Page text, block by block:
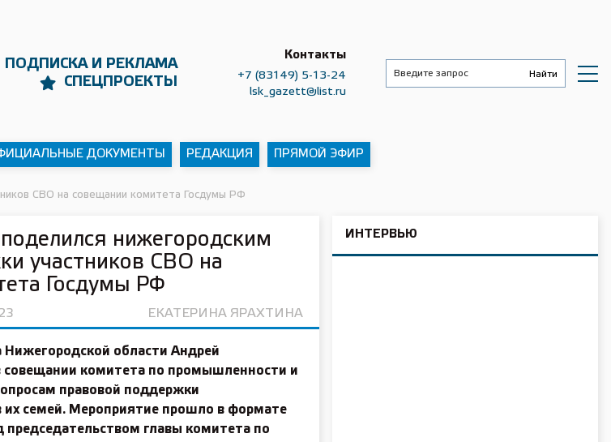
ПОДПИСКА И РЕКЛАМА
СПЕЦПРОЕКТЫ
Контакты
+7 (83149) 5-13-24
lsk_gazett@list.ru
ДОКУМЕНТЫ РЕДАКЦИЯ ПРЯМОЙ ЭФИР
СВО на совещании комитета Госдумы РФ
нижегородским
участников СВО на
Госдумы РФ
ЕКАТЕРИНА ЯРАХТИНА
Нижегородской областиАндрей
совещании комитета по промышленности и
правовой поддержки
их семей. Мероприятие прошло в формате
председательством главы комитета по
ИНТЕРВЬЮ